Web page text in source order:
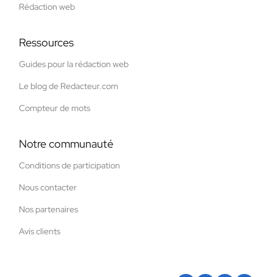
Rédaction web
Ressources
Guides pour la rédaction web
Le blog de Redacteur.com
Compteur de mots
Notre communauté
Conditions de participation
Nous contacter
Nos partenaires
Avis clients